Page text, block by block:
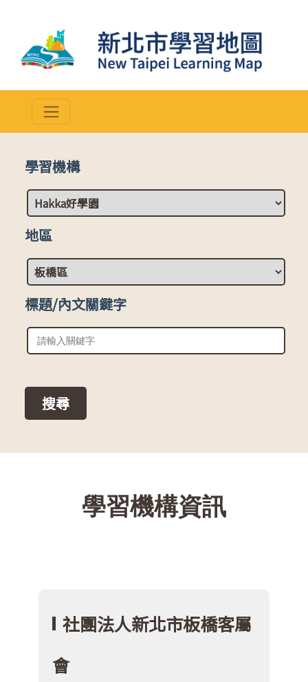
學習機構
地區
標題/內文關鍵字
學習機構資訊
社團法人新北市板橋客屬
會